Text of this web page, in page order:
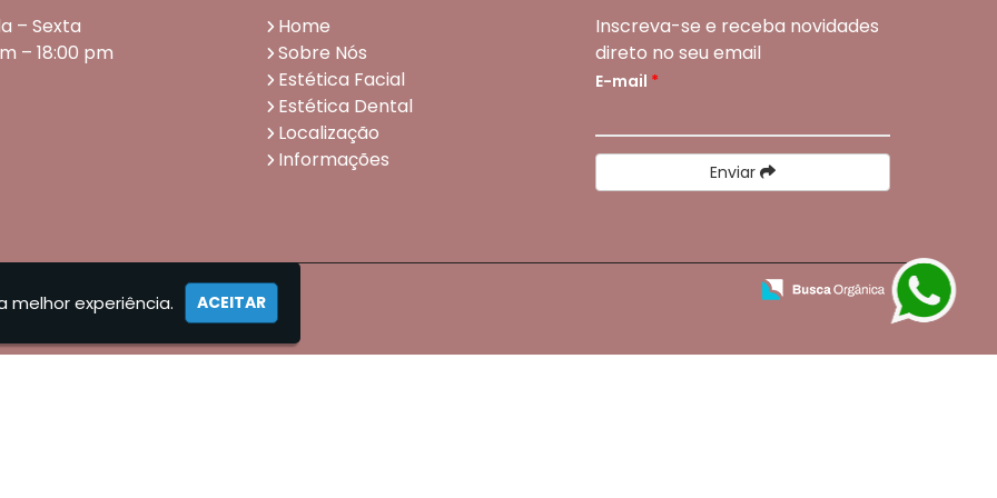
– Sexta
– 18:00 pm
Home
Sobre Nós
Estética Facial
Estética Dental
Localização
Informações
Inscreva-se e receba novidades
direto no seu email
E-mail *
Enviar
melhor experiência. ACEITAR